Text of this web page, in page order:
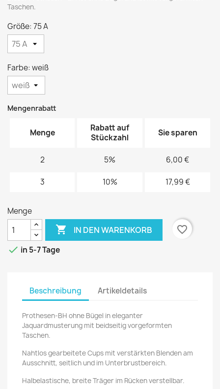
Taschen.
Größe: 75 A
Farbe: weiß
Mengenrabatt
Menge
Rabatt auf
Stückzahl
Sie sparen
2 5% 6,00 €
3 10% 17,99 €
Menge
 IN DEN WARENKORB
favorite_border
 in 5-7 Tage
Beschreibung Artikeldetails
Prothesen-BH ohne Bügel in eleganter
Jaquardmusterung mit beidseitig vorgeformten
Taschen.
Nahtlos gearbeitete Cups mit verstärkten Blenden am
Ausschnitt, seitlich und im Unterbrustbereich.
Halbelastische, breite Träger im Rücken verstellbar.